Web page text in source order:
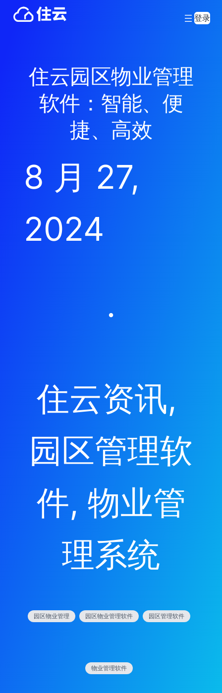
登录
住云园区物业管理
软件：智能、便
捷、高效
8 月 27,
2024
·
住云资讯
园区管理软
件, 物业管
理系统
园区物业管理 园区物业管理软件 园区管理软件
物业管理软件